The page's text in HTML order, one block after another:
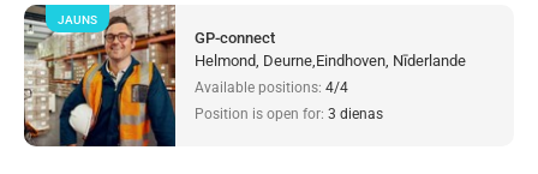
GP-connect
Helmond, Deurne,Eindhoven, Nīderlande
Available positions: 4/4
Position is open for: 3 dienas
JAUNS